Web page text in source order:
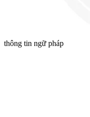
thông tin ngữ pháp